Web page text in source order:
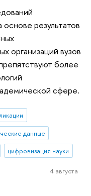
результатов
организаций вузов
более
сфере.
данные
цифровизация науки
4 августа